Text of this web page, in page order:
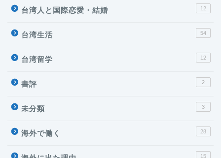
台湾人と国際恋愛・結婚 12
台湾生活 54
台湾留学 12
書評 2
未分類 3
海外で働く 28
15